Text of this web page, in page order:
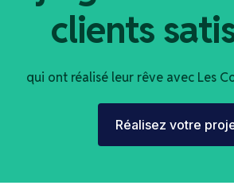
clients
qui ont réalisé leur rêve avec Les
Réalisez votre